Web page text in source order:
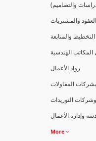
والمشتريات
والمتابعة
الهندسية
رواد الأعمال
بشركات المقاولات
وشركات التوريدات
وإدارة الأعمال
More